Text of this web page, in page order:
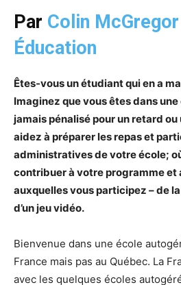
Par Colin McGregor
Éducation
Êtes-vous un étudiant qui en a
Imaginez que vous êtes dans une
jamais pénalisé pour un retard
aidez à préparer les repas et
administratives de votre école;
contribuer à votre programme et
auxquelles vous participez – de
d’un jeu vidéo.
Bienvenue dans une école
France mais pas au Québec. La
avec les quelques écoles